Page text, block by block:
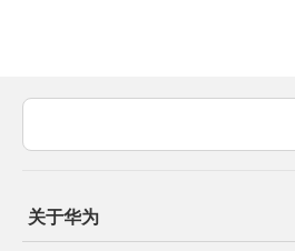
关于华为